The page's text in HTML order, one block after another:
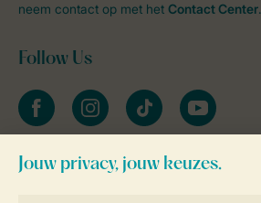
neem contact op met het Contact Center.
Follow Us
facebookinstagramtiktok youtube
Blijf op de hoogte